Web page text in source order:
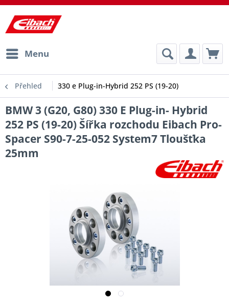
Menu
Přehled 330 e Plug-in-Hybrid 252 PS (19-20)
BMW 3 (G20, G80) 330 E Plug-in- Hybrid
252 PS (19-20) Šířka rozchodu Eibach Pro-
Spacer S90-7-25-052 System7 Tloušťka
25mm